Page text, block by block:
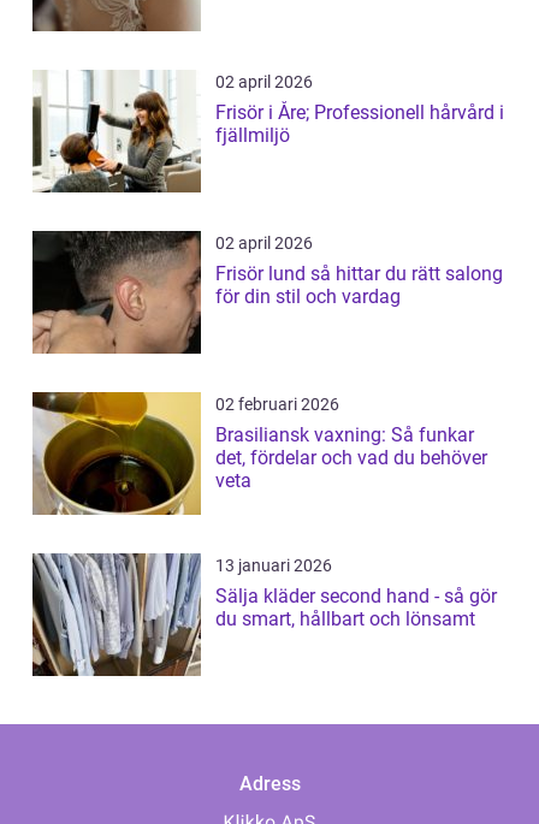
02 april 2026
Frisör i Åre; Professionell hårvård i
fjällmiljö
02 april 2026
Frisör lund så hittar du rätt salong
för din stil och vardag
02 februari 2026
Brasiliansk vaxning: Så funkar
det, fördelar och vad du behöver
veta
13 januari 2026
Sälja kläder second hand - så gör
du smart, hållbart och lönsamt
Adress